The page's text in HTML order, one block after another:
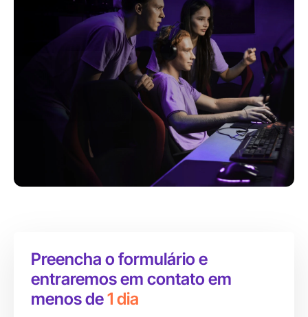
Preencha o formulário e
entraremos em contato em
menos de1 dia